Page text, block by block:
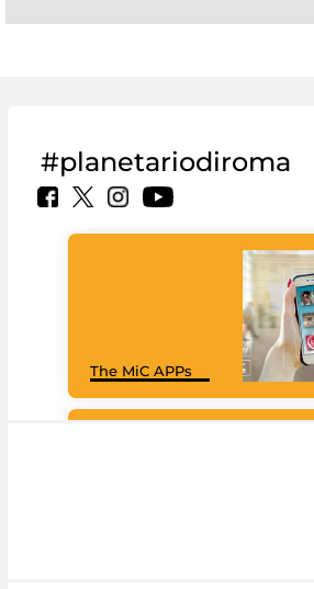
#planetariodiroma
The MiC APPs